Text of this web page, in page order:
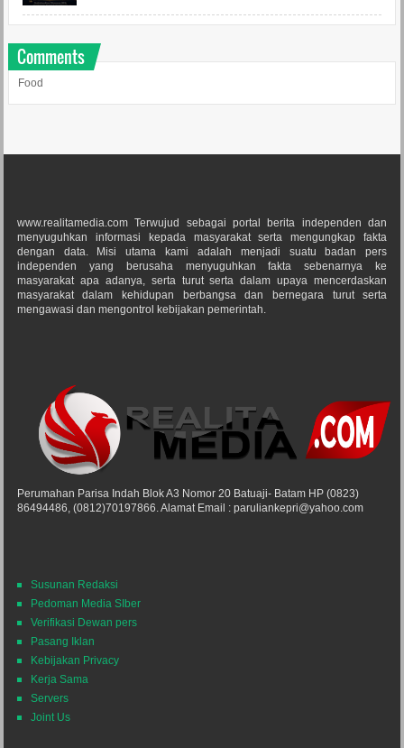
Comments
Food
www.realitamedia.com Terwujud sebagai portal berita independen dan
menyuguhkan informasi kepada masyarakat serta mengungkap fakta
dengan data. Misi utama kami adalah menjadi suatu badan pers
independen yang berusaha menyuguhkan fakta sebenarnya ke
masyarakat apa adanya, serta turut serta dalam upaya mencerdaskan
masyarakat dalam kehidupan berbangsa dan bernegara turut serta
mengawasi dan mengontrol kebijakan pemerintah.
Perumahan Parisa Indah Blok A3 Nomor 20 Batuaji- Batam HP (0823)
86494486, (0812)70197866. Alamat Email : paruliankepri@yahoo.com
Susunan Redaksi
Pedoman Media SIber
Verifikasi Dewan pers
Pasang Iklan
Kebijakan Privacy
Kerja Sama
Servers
Joint Us